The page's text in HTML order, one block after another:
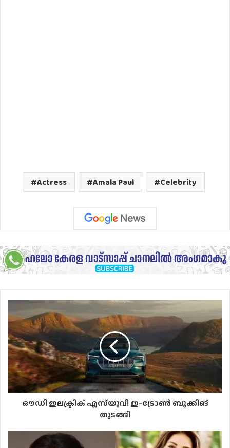
Actress Amala Paul Celebrity
ഇലക്ട്രിക്
എസ്‌യുവി
ഇ-
ട്രോൺ
ബുക്കിങ്
തുടങ്ങി
ഔഡി ഇലക്ട്രിക് എസ്‌യുവി ഇ-ട്രോൺ ബുക്കിങ്
തുടങ്ങി